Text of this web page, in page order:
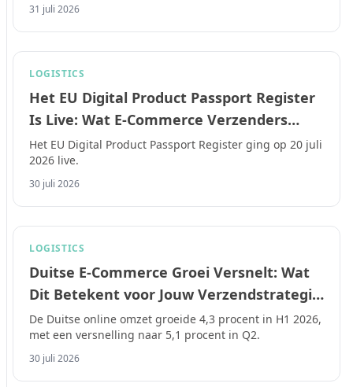
dan de eerste magazijnpartner.
31 juli 2026
LOGISTICS
Het EU Digital Product Passport Register
Is Live: Wat E-Commerce Verzenders
Moeten Doen Voor 2027
Het EU Digital Product Passport Register ging op 20 juli
2026 live.
30 juli 2026
LOGISTICS
Duitse E-Commerce Groei Versnelt: Wat
Dit Betekent voor Jouw Verzendstrategie
in 2026
De Duitse online omzet groeide 4,3 procent in H1 2026,
met een versnelling naar 5,1 procent in Q2.
30 juli 2026